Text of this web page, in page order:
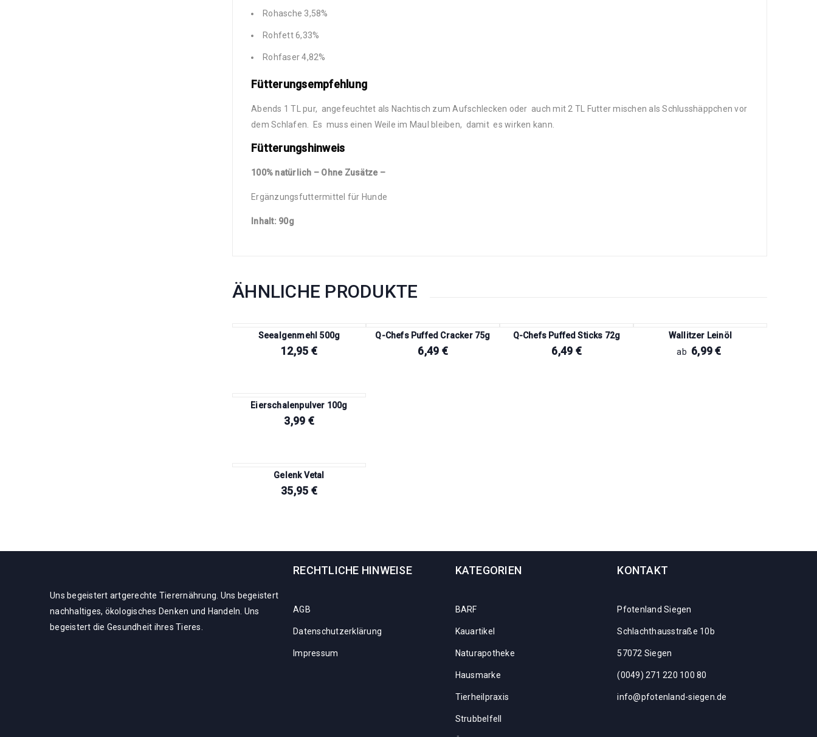
Rohasche 3,58%
Rohfett 6,33%
Rohfaser 4,82%
Fütterungsempfehlung
Abends 1 TL pur, angefeuchtet als Nachtisch zum Aufschlecken oder auch mit 2 TL Futter mischen als Schlusshäppchen vor
dem Schlafen. Es muss einen Weile im Maul bleiben, damit es wirken kann.
Fütterungshinweis
100% natürlich – Ohne Zusätze –
Ergänzungsfuttermittel für Hunde
Inhalt: 90g
ÄHNLICHE PRODUKTE
Seealgenmehl 500g
12,95 €
Q-Chefs Puffed Cracker 75g
6,49 €
Q-Chefs Puffed Sticks 72g
6,49 €
Wallitzer Leinöl
ab 6,99€
Eierschalenpulver 100g
3,99 €
Gelenk Vetal
35,95 €
Uns begeistert artgerechte Tierernährung. Uns begeistert
nachhaltiges, ökologisches Denken und Handeln. Uns
begeistert die Gesundheit ihres Tieres.
RECHTLICHE HINWEISE
AGB
Datenschutzerklärung
Impressum
KATEGORIEN
BARF
Kauartikel
Naturapotheke
Hausmarke
Tierheilpraxis
Strubbelfell
KONTAKT
Pfotenland Siegen
Schlachthausstraße 10b
57072 Siegen
(0049) 271 220 100 80
info@pfotenland-siegen.de